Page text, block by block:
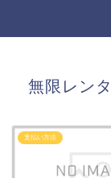
無限レン
支払い方法